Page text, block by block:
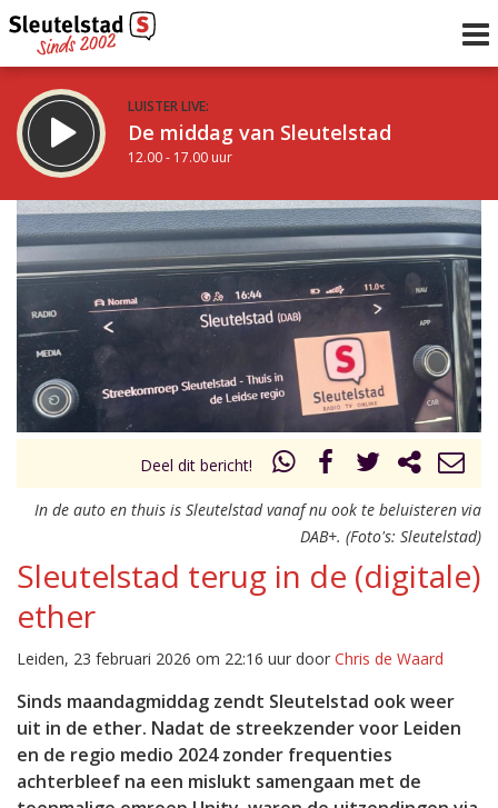
LUISTER LIVE:
De middag van Sleutelstad
12.00 - 17.00 uur
STRAKS:
Sleutelstad 30
17.00 - 19.00 uur
Vorig uur
uur 1 van 0 Volgend uur
Deel dit bericht!
In de auto en thuis is Sleutelstad vanaf nu ook te beluisteren via
DAB+. (Foto's: Sleutelstad)
Sleutelstad terug in de (digitale)
ether
Leiden, 23 februari 2026 om 22:16 uur door Chris de Waard
Sinds maandagmiddag zendt Sleutelstad ook weer
uit in de ether. Nadat de streekzender voor Leiden
en de regio medio 2024 zonder frequenties
achterbleef na een mislukt samengaan met de